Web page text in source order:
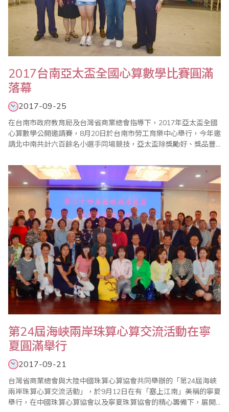
2017台南亞太盃全國心算數學比賽圓滿
落幕
2017-09-25
在台南市政府教育局及台灣省商業總會指導下，2017年亞太盃全國
心算數學公開邀請賽，8月20日於台南市勞工育樂中心舉行，今年邀
請北中南共計六百餘名小選手同場競技，亞太盃除獎勵好、獎品豐
頒發台南市政府教育局長獎狀，亞太盃一貫秉持公平、公正、公開
的原則辦理，在全體工作人員努力下圓滿成功。 頒獎典禮於上午
10:10在大禮堂舉行，場面熱鬧，座無..
第24屆海峽兩岸珠算心算交流活動在寧
夏圓滿舉行
2017-09-21
台灣省商業總會與大陸中國珠算心算協會共同舉辦的「第24屆海峽
兩岸珠算心算交流活動」，於9月12日在有「塞上江南」美稱的寧夏
舉行，在中國珠算心算協會以及寧夏珠算協會的精心籌備下，展開